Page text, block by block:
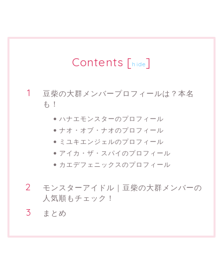
Contents [hide]
豆柴の大群メンバープロフィールは？本名
も！
ハナエモンスターのプロフィール
ナオ・オブ・ナオのプロフィール
ミユキエンジェルのプロフィール
アイカ・ザ・スパイのプロフィール
カエデフェニックスのプロフィール
モンスターアイドル｜豆柴の大群メンバーの
人気順もチェック！
まとめ